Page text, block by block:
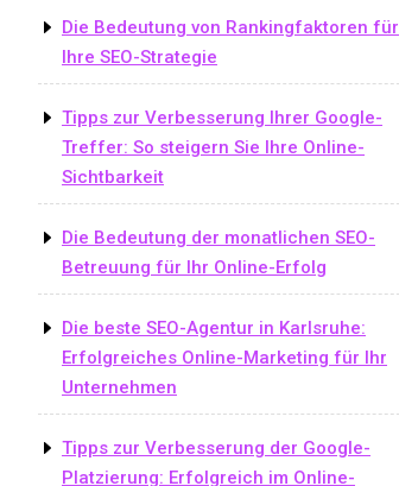
Die Bedeutung von Rankingfaktoren für
Ihre SEO-Strategie
Tipps zur Verbesserung Ihrer Google-
Treffer: So steigern Sie Ihre Online-
Sichtbarkeit
Die Bedeutung der monatlichen SEO-
Betreuung für Ihr Online-Erfolg
Die beste SEO-Agentur in Karlsruhe:
Erfolgreiches Online-Marketing für Ihr
Unternehmen
Tipps zur Verbesserung der Google-
Platzierung: Erfolgreich im Online-